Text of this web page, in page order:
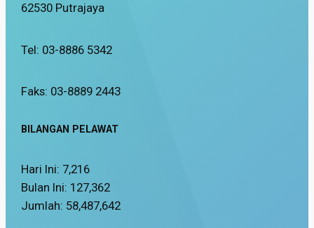
62530 Putrajaya
Tel: 03-8886 5342
Faks: 03-8889 2443
BILANGAN PELAWAT
Hari Ini: 7,216
Bulan Ini: 127,362
Jumlah: 58,487,642